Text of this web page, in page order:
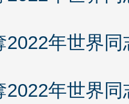
2022年世界
2022年世界